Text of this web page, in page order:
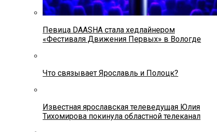
Певица DAASHA стала хедлайнером
«Фестиваля Движения Первых» в Вологде
Что связывает Ярославль и Полоцк?
Известная ярославская телеведущая Юлия
Тихомирова покинула областной телеканал